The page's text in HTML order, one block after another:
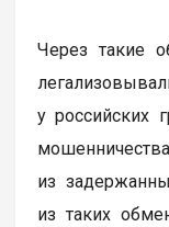
Через такие
у российских
из
из таких